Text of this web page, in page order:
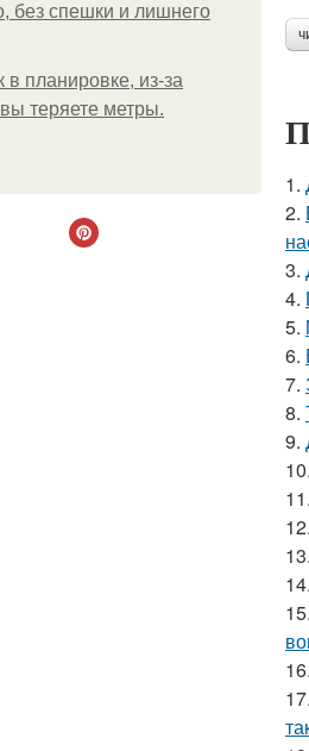
без спешки и лишнего
в планировке, из-за
теряете метры.
1.
2.
3.
4.
5.
6.
7.
8.
9.
10.
11.
12.
13.
14.
15.
16.
17.